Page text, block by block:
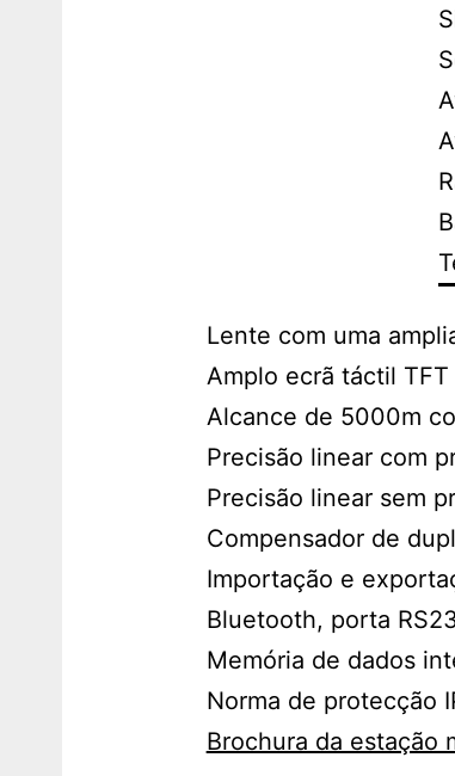
Lente com uma
Amplo ecrã táctil TFT
Alcance de 5000m
Precisão linear com
Precisão linear sem
Compensador de
Importação e
Bluetooth, porta
Memória de dados
Norma de protecção
Brochura da estação